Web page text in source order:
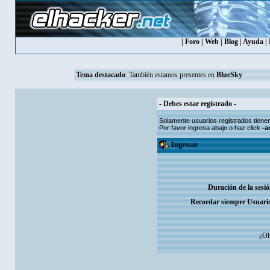
Foro Web Blog Ayuda
Tema destacado: También estamos presentes en BlueSky
- Debes estar registrado -
Solamente usuariosregistrados
Por favor ingresa abajo o haz click-
Ingresar
Duración de la
Recordar siempre